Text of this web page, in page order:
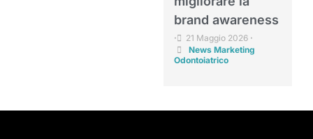
brand awareness
• 21 Maggio 2026 •
News Marketing
Odontoiatrico